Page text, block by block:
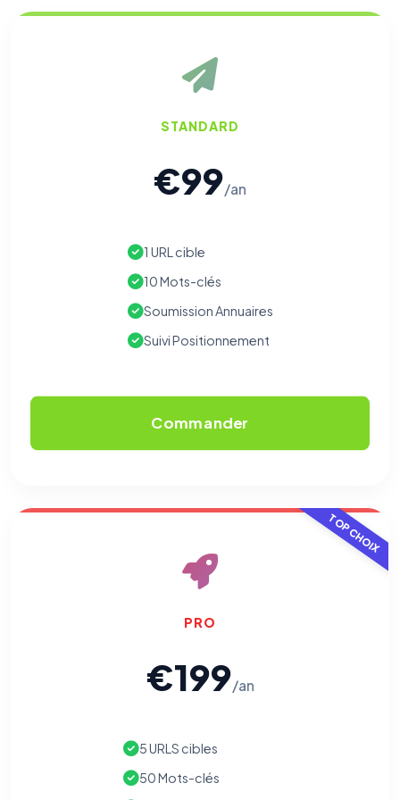
STANDARD
€99/an
1 URL cible
10 Mots-clés
Soumission Annuaires
Suivi Positionnement
Commander
TOP CHOIX
PRO
€199/an
5 URLS cibles
50 Mots-clés